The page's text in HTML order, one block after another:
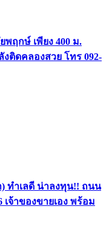
ฤกษ์ เพียง 400 ม.
ติดคลองสวย โทร 092-
) ทำเลดี น่าลงทุน!! ถนน
เจ้าของขายเอง พร้อม